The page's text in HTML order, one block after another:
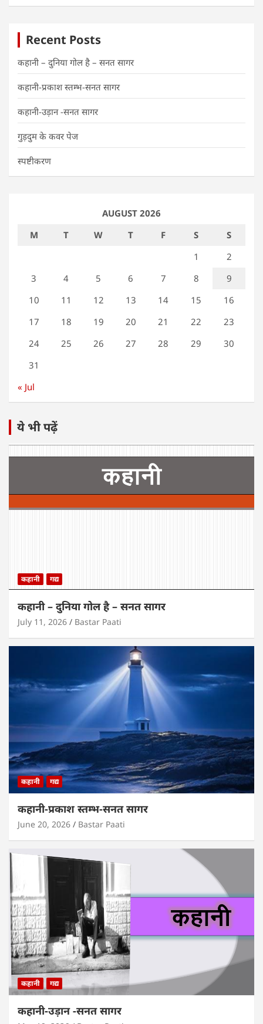
Recent Posts
कहानी – दुनिया गोल है – सनत सागर
कहानी-प्रकाश स्तम्भ-सनत सागर
कहानी-उड़ान -सनत सागर
गुड़दुम के कवर पेज
स्पष्टीकरण
AUGUST 2026
M
T W T F S
S
1
2
3
4 5 6 7 8
9
10
11 12 13 14 15
16
17
18 19 20 21 22
23
24
25 26 27 28 29
30
31
« Jul
ये भी पढ़ें
कहानी गद्य
कहानी – दुनिया गोल है – सनत सागर
July 11, 2026 Bastar Paati
कहानी गद्य
कहानी-प्रकाश स्तम्भ-सनत सागर
June 20, 2026 Bastar Paati
कहानी गद्य
कहानी-उड़ान -सनत सागर